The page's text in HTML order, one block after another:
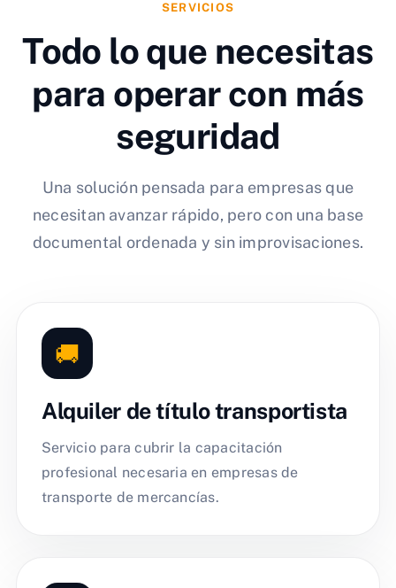
SERVICIOS
Todo lo que necesitas
para operar con más
seguridad
Una solución pensada para empresas que
necesitan avanzar rápido, pero con una base
documental ordenada y sin improvisaciones.
🚚
Alquiler de título transportista
Servicio para cubrir la capacitación
profesional necesaria en empresas de
transporte de mercancías.